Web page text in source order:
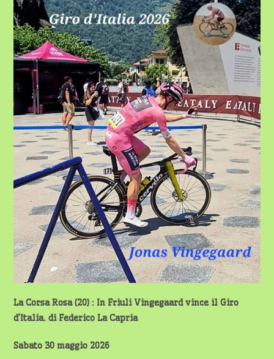
La Corsa Rosa (20) : In Friuli Vingegaard vince il Giro
d’Italia. di Federico La Capria
Sabato 30 maggio 2026